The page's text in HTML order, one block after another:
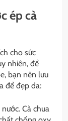
ép cà
cho sức
nhiên, để
bạn nên lưu
để đẹp da:
Cà chua